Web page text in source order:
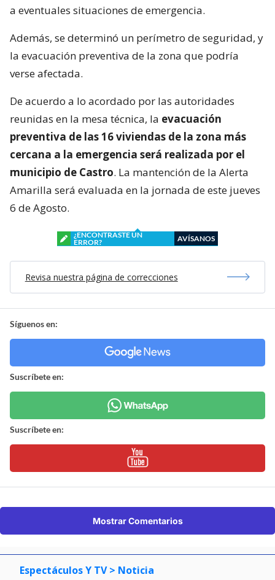
a eventuales situaciones de emergencia.
Además, se determinó un perímetro de seguridad, y
la evacuación preventiva de la zona que podría
verse afectada.
De acuerdo a lo acordado por las autoridades
reunidas en la mesa técnica, la evacuación
preventiva de las 16 viviendas de la zona más
cercana a la emergencia será realizada por el
municipio de Castro. La mantención de la Alerta
Amarilla será evaluada en la jornada de este jueves
6 de Agosto.
¿ENCONTRASTE UN
ERROR?
AVÍSANOS
Revisa nuestra página de correcciones
Síguenos en:
Suscríbete en:
Suscríbete en:
Mostrar Comentarios
Espectáculos Y TV > Noticia